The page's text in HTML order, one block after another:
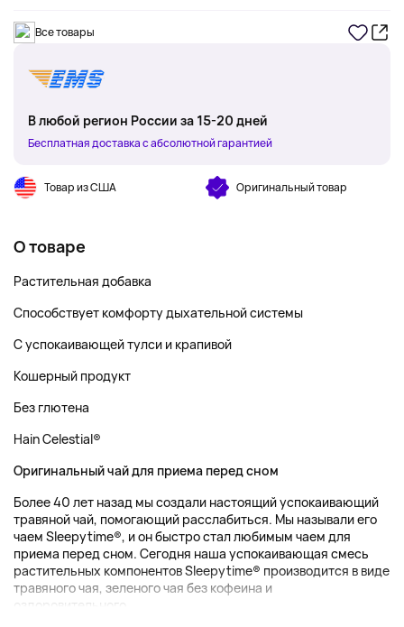
Все товары
В любой регион России за 15-20 дней
Бесплатная доставка с абсолютной гарантией
Товар из США Оригинальный товар
О товаре
Растительная добавка
Способствует комфорту дыхательной системы
С успокаивающей тулси и крапивой
Кошерный продукт
Без глютена
Hain Celestial®
Оригинальный чай для приема перед сном
Более 40 лет назад мы создали настоящий успокаивающий
травяной чай, помогающий расслабиться. Мы называли его
чаем Sleepytime®, и он быстро стал любимым чаем для
приема перед сном. Сегодня наша успокаивающая смесь
растительных компонентов Sleepytime® производится в виде
травяного чая, зеленого чая без кофеина и
оздоровительного...